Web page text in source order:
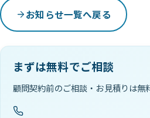
お知らせ一覧へ戻る
まずは無料でご相談
顧問契約前のご相談・お見積りは